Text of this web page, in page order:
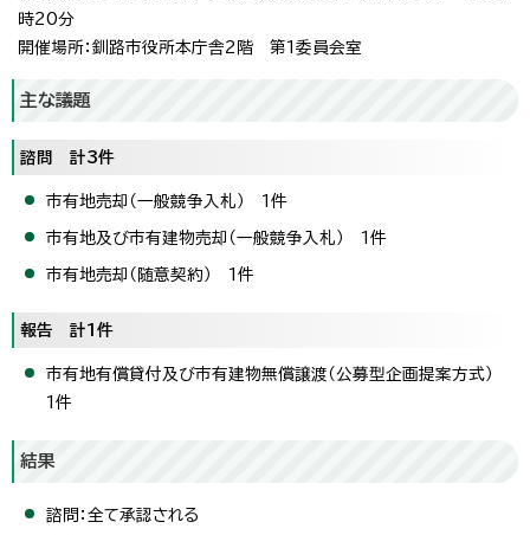
時20分
開催場所：釧路市役所本庁舎2階 第1委員会室
主な議題
諮問 計3件
市有地売却（一般競争入札） 1件
市有地及び市有建物売却（一般競争入札） 1件
市有地売却（随意契約） 1件
報告 計1件
市有地有償貸付及び市有建物無償譲渡（公募型企画提案方式）
1件
結果
諮問：全て承認される